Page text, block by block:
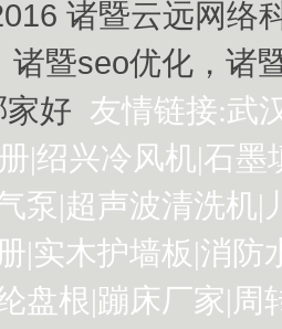
诸暨云远网络
诸暨seo优化， 诸
好 友情链接:武
|绍兴冷风机|石墨
泵|超声波清洗机|
|实木护墙板|消防
盘根|蹦床厂家| 周